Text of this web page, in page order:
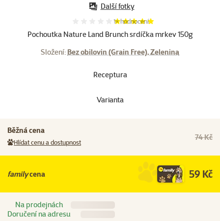
Pochoutka Nature Land Brunch srdíčka mrkev 150g
Hodnocení 100%, počet hodnocení:
1×hodnocení
Složení: Bez obilovin (Grain Free), Zelenina
Receptura
Varianta
Běžná cena
Hlídat cenu a dostupnost
74 Kč
familycena 59 Kč
Na prodejnách
Doručení na adresu
Další fotky